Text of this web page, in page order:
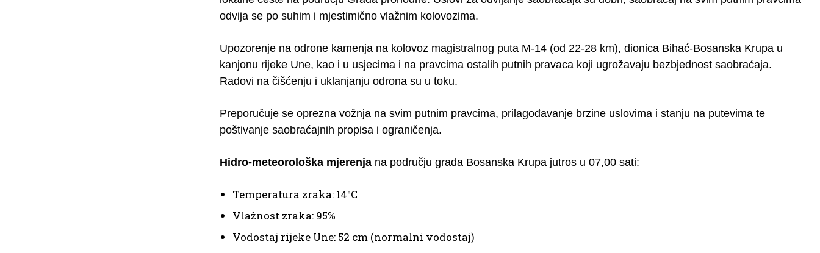
odvija se po suhim i mjestimično vlažnim kolovozima.
Upozorenje na odrone kamenja na kolovoz magistralnog puta M-14 (od 22-28 km), dionica Bihać-Bosanska Krupa u
kanjonu rijeke Une, kao i u usjecima i na pravcima ostalih putnih pravaca koji ugrožavaju bezbjednost saobraćaja.
Radovi na čišćenju i uklanjanju odrona su u toku.
Preporučuje se oprezna vožnja na svim putnim pravcima, prilagođavanje brzine uslovima i stanju na putevima te
poštivanje saobraćajnih propisa i ograničenja.
Hidro-meteorološka mjerenja na području grada Bosanska Krupa jutros u 07,00 sati:
Temperatura zraka: 14°C
Vlažnost zraka: 95%
Vodostaj rijeke Une: 52 cm (normalni vodostaj)